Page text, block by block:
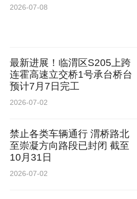
2026-07-08
最新进展！临渭区S205上跨
连霍高速立交桥1号承台桥台
预计7月7日完工
2026-07-02
禁止各类车辆通行 渭桥路北
至崇凝方向路段已封闭 截至
10月31日
2026-07-02